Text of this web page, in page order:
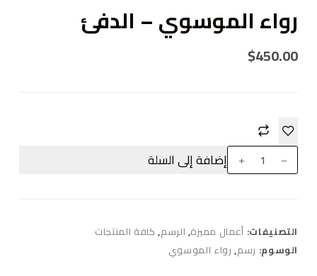
رواء الموسوي – الدفئ
$450.00
إضافة إلى السلة
التصنيفات: أعمال مميزة, الرسم, كافة المنتجات
الوسوم: رسم, رواء الموسوي